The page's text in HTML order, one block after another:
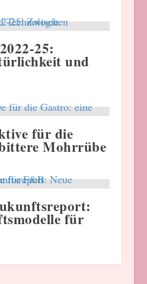
25:
und
für die
Mohrrübe
für